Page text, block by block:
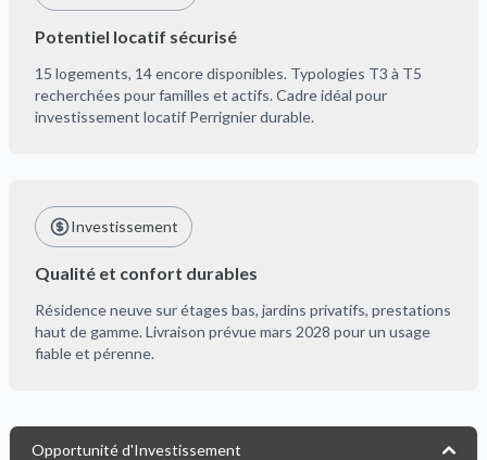
Potentiel locatif sécurisé
15 logements, 14 encore disponibles. Typologies T3 à T5
recherchées pour familles et actifs. Cadre idéal pour
investissement locatif Perrignier durable.
Investissement
Qualité et confort durables
Résidence neuve sur étages bas, jardins privatifs, prestations
haut de gamme. Livraison prévue mars 2028 pour un usage
fiable et pérenne.
Opportunité d'Investissement